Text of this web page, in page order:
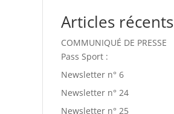
Articles récents
COMMUNIQUÉ DE PRESSE
Pass Sport :
Newsletter n° 6
Newsletter n° 24
Newsletter n° 25